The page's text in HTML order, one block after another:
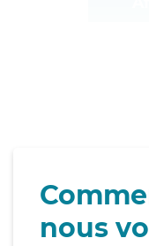
nous